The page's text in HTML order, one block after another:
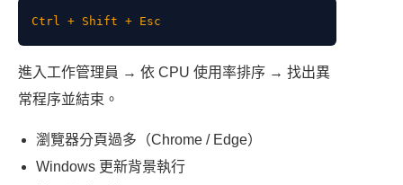
Ctrl + Shift + Esc
進入工作管理員 → 依 CPU 使用率排序 → 找出異
常程序並結束。
瀏覽器分頁過多（Chrome / Edge）
Windows 更新背景執行